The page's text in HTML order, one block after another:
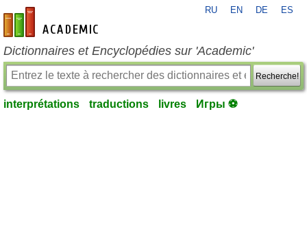
fr-academic.com
RU EN DE ES
Dictionnaires et Encyclopédies sur 'Academic'
Recherche!
interprétations traductions livres Игры ⚽